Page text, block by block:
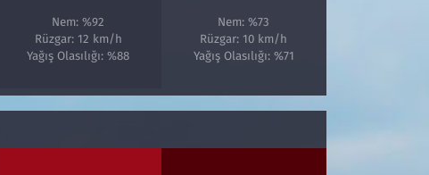
Nem: %92
Rüzgar: 12 km/h
Yağış Olasılığı: %88
Nem: %73
Rüzgar: 10 km/h
Yağış Olasılığı: %71